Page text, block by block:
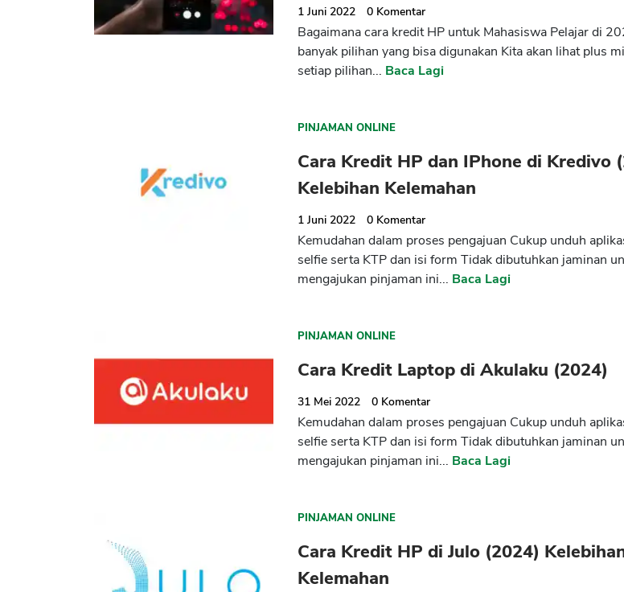
1 Juni 2022 0 Komentar
Bagaimana cara kredit HP untuk Mahasiswa Pelajar di
banyak pilihan yang bisa digunakan Kita akan lihat plus
setiap pilihan... Baca Lagi
PINJAMAN ONLINE
Cara Kredit HP dan IPhone di Kredivo
Kelebihan Kelemahan
1 Juni 2022 0 Komentar
Kemudahan dalam proses pengajuan Cukup unduh
selfie serta KTP dan isi form Tidak dibutuhkan jaminan
mengajukan pinjaman ini... Baca Lagi
PINJAMAN ONLINE
Cara Kredit Laptop di Akulaku (2024)
31 Mei 2022 0 Komentar
Kemudahan dalam proses pengajuan Cukup unduh
selfie serta KTP dan isi form Tidak dibutuhkan jaminan
mengajukan pinjaman ini... Baca Lagi
PINJAMAN ONLINE
Cara Kredit HP di Julo (2024)
Kelemahan